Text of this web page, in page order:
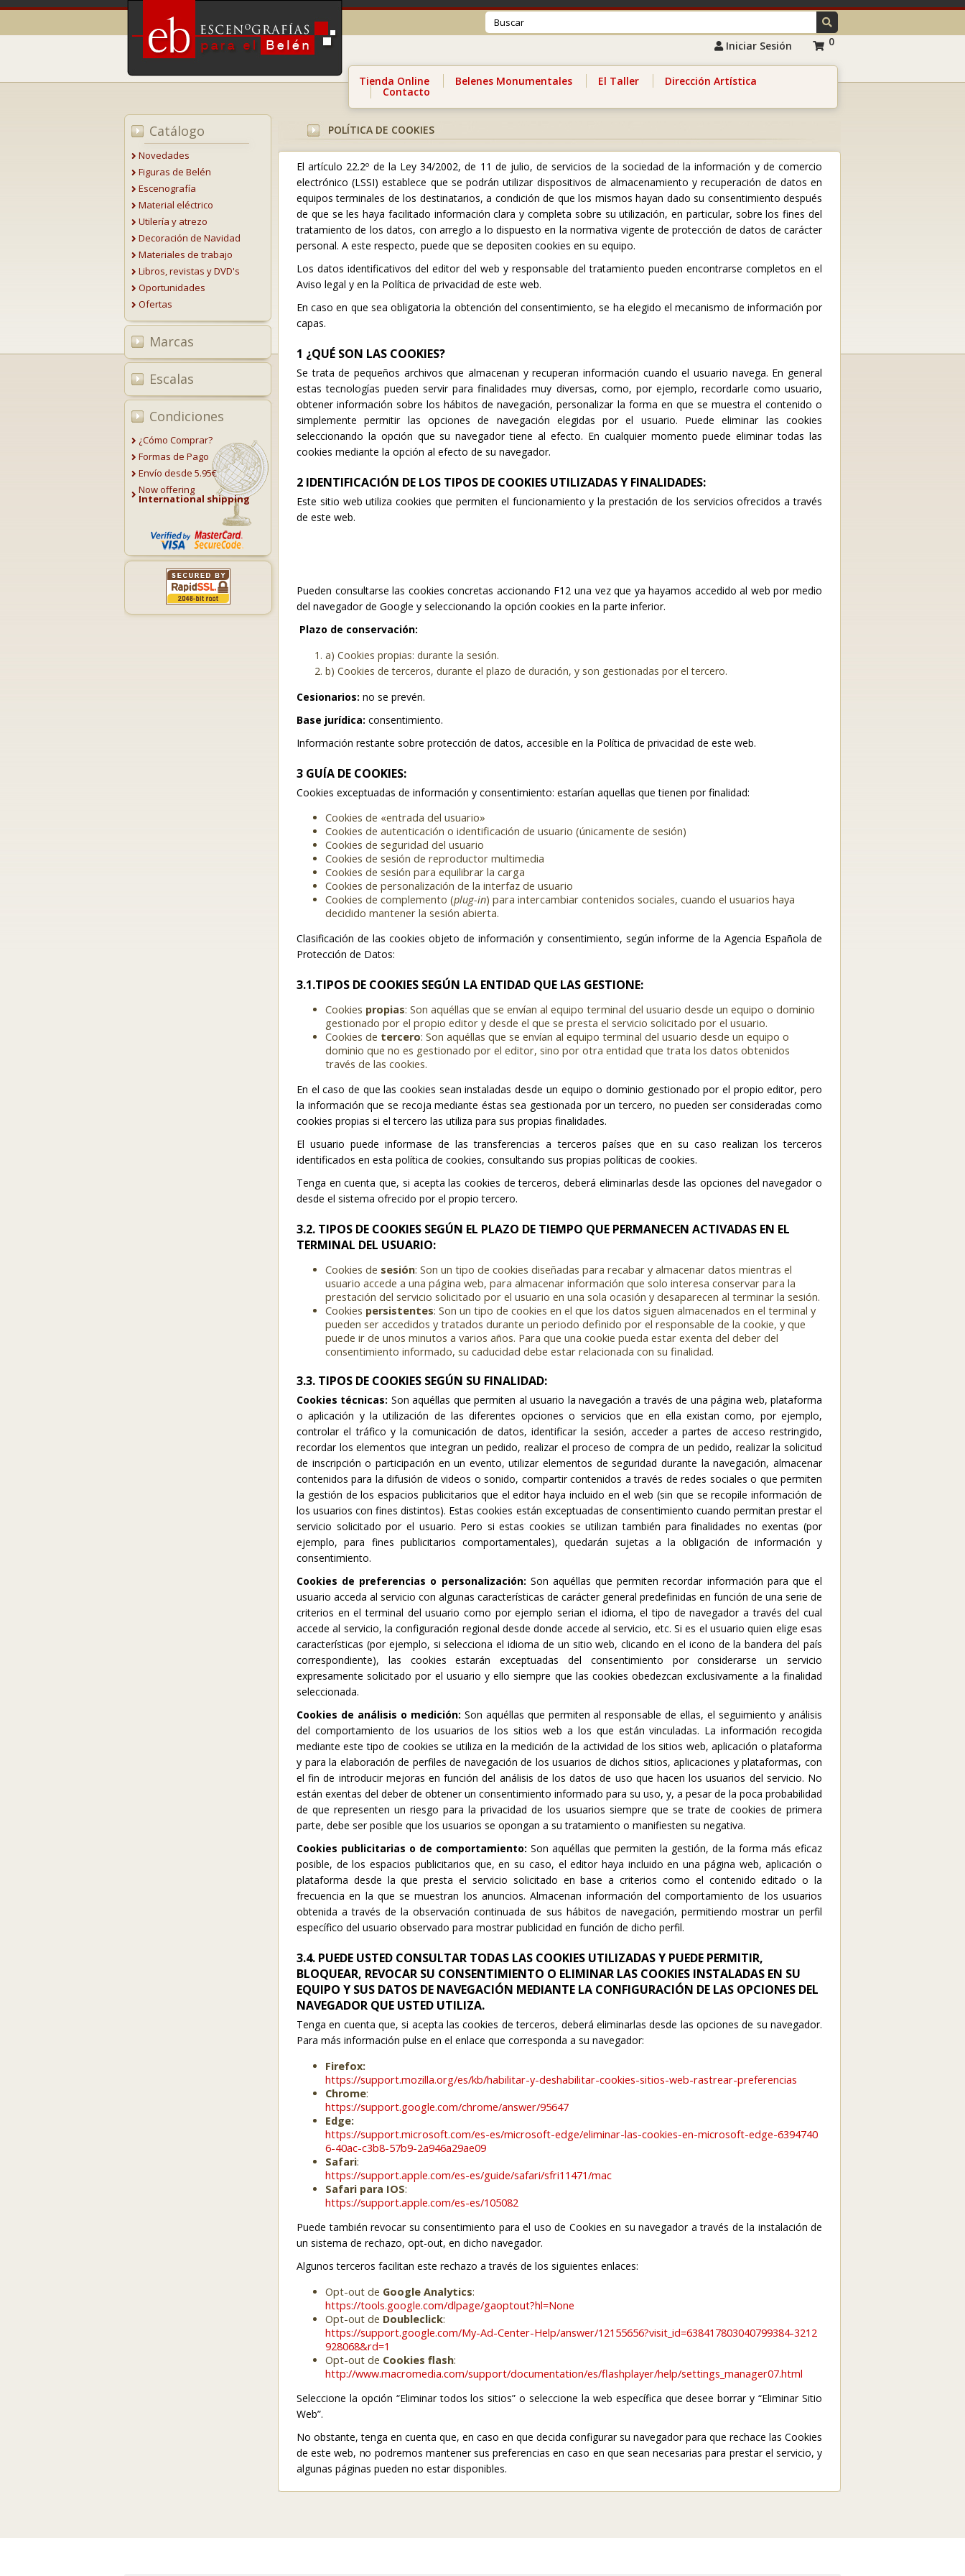
Iniciar Sesión 0
Tienda Online Belenes Monumentales El Taller Dirección Artística
Contacto
Catálogo
Novedades
Figuras de Belén
Escenografía
Material eléctrico
Utilería y atrezo
Decoración de Navidad
Materiales de trabajo
Libros, revistas y DVD's
Oportunidades
Ofertas
Marcas
Escalas
Condiciones
¿Cómo Comprar?
Formas de Pago
Envío desde 5.95€
Now offering
International shipping
POLÍTICA DE COOKIES
El artículo 22.2º de la Ley 34/2002, de 11 de julio, de servicios de la sociedad de la información y de comercio
electrónico (LSSI) establece que se podrán utilizar dispositivos de almacenamiento y recuperación de datos en
equipos terminales de los destinatarios, a condición de que los mismos hayan dado su consentimiento después
de que se les haya facilitado información clara y completa sobre su utilización, en particular, sobre los fines del
tratamiento de los datos, con arreglo a lo dispuesto en la normativa vigente de protección de datos de carácter
personal. A este respecto, puede que se depositen cookies en su equipo.
Los datos identificativos del editor del web y responsable del tratamiento pueden encontrarse completos en el
Aviso legal y en la Política de privacidad de este web.
En caso en que sea obligatoria la obtención del consentimiento, se ha elegido el mecanismo de información por
capas.
1 ¿QUÉ SON LAS COOKIES?
Se trata de pequeños archivos que almacenan y recuperan información cuando el usuario navega. En general
estas tecnologías pueden servir para finalidades muy diversas, como, por ejemplo, recordarle como usuario,
obtener información sobre los hábitos de navegación, personalizar la forma en que se muestra el contenido o
simplemente permitir las opciones de navegación elegidas por el usuario. Puede eliminar las cookies
seleccionando la opción que su navegador tiene al efecto. En cualquier momento puede eliminar todas las
cookies mediante la opción al efecto de su navegador.
2 IDENTIFICACIÓN DE LOS TIPOS DE COOKIES UTILIZADAS Y FINALIDADES:
Este sitio web utiliza cookies que permiten el funcionamiento y la prestación de los servicios ofrecidos a través
de este web.
Pueden consultarse las cookies concretas accionando F12 una vez que ya hayamos accedido al web por medio
del navegador de Google y seleccionando la opción cookies en la parte inferior.
Plazo de conservación:
a) Cookies propias: durante la sesión.
b) Cookies de terceros, durante el plazo de duración, y son gestionadas por el tercero.
Cesionarios: no se prevén.
Base jurídica: consentimiento.
Información restante sobre protección de datos, accesible en la Política de privacidad de este web.
3 GUÍA DE COOKIES:
Cookies exceptuadas de información y consentimiento: estarían aquellas que tienen por finalidad:
Cookies de «entrada del usuario»
Cookies de autenticación o identificación de usuario (únicamente de sesión)
Cookies de seguridad del usuario
Cookies de sesión de reproductor multimedia
Cookies de sesión para equilibrar la carga
Cookies de personalización de la interfaz de usuario
Cookies de complemento (plug-in) para intercambiar contenidos sociales, cuando el usuarios haya
decidido mantener la sesión abierta.
Clasificación de las cookies objeto de información y consentimiento, según informe de la Agencia Española de
Protección de Datos:
3.1.TIPOS DE COOKIES SEGÚN LA ENTIDAD QUE LAS GESTIONE:
Cookies propias: Son aquéllas que se envían al equipo terminal del usuario desde un equipo o dominio
gestionado por el propio editor y desde el que se presta el servicio solicitado por el usuario.
Cookies de tercero: Son aquéllas que se envían al equipo terminal del usuario desde un equipo o
dominio que no es gestionado por el editor, sino por otra entidad que trata los datos obtenidos
través de las cookies.
En el caso de que las cookies sean instaladas desde un equipo o dominio gestionado por el propio editor, pero
la información que se recoja mediante éstas sea gestionada por un tercero, no pueden ser consideradas como
cookies propias si el tercero las utiliza para sus propias finalidades.
El usuario puede informase de las transferencias a terceros países que en su caso realizan los terceros
identificados en esta política de cookies, consultando sus propias políticas de cookies.
Tenga en cuenta que, si acepta las cookies de terceros, deberá eliminarlas desde las opciones del navegador o
desde el sistema ofrecido por el propio tercero.
3.2. TIPOS DE COOKIES SEGÚN EL PLAZO DE TIEMPO QUE PERMANECEN ACTIVADAS EN EL
TERMINAL DEL USUARIO:
Cookies de sesión: Son un tipo de cookies diseñadas para recabar y almacenar datos mientras el
usuario accede a una página web, para almacenar información que solo interesa conservar para la
prestación del servicio solicitado por el usuario en una sola ocasión y desaparecen al terminar la sesión.
Cookies persistentes: Son un tipo de cookies en el que los datos siguen almacenados en el terminal y
pueden ser accedidos y tratados durante un periodo definido por el responsable de la cookie, y que
puede ir de unos minutos a varios años. Para que una cookie pueda estar exenta del deber del
consentimiento informado, su caducidad debe estar relacionada con su finalidad.
3.3. TIPOS DE COOKIES SEGÚN SU FINALIDAD:
Cookies técnicas: Son aquéllas que permiten al usuario la navegación a través de una página web, plataforma
o aplicación y la utilización de las diferentes opciones o servicios que en ella existan como, por ejemplo,
controlar el tráfico y la comunicación de datos, identificar la sesión, acceder a partes de acceso restringido,
recordar los elementos que integran un pedido, realizar el proceso de compra de un pedido, realizar la solicitud
de inscripción o participación en un evento, utilizar elementos de seguridad durante la navegación, almacenar
contenidos para la difusión de videos o sonido, compartir contenidos a través de redes sociales o que permiten
la gestión de los espacios publicitarios que el editor haya incluido en el web (sin que se recopile información de
los usuarios con fines distintos). Estas cookies están exceptuadas de consentimiento cuando permitan prestar el
servicio solicitado por el usuario. Pero si estas cookies se utilizan también para finalidades no exentas (por
ejemplo, para fines publicitarios comportamentales), quedarán sujetas a la obligación de información y
consentimiento.
Cookies de preferencias o personalización: Son aquéllas que permiten recordar información para que el
usuario acceda al servicio con algunas características de carácter general predefinidas en función de una serie de
criterios en el terminal del usuario como por ejemplo serian el idioma, el tipo de navegador a través del cual
accede al servicio, la configuración regional desde donde accede al servicio, etc. Si es el usuario quien elige esas
características (por ejemplo, si selecciona el idioma de un sitio web, clicando en el icono de la bandera del país
correspondiente), las cookies estarán exceptuadas del consentimiento por considerarse un servicio
expresamente solicitado por el usuario y ello siempre que las cookies obedezcan exclusivamente a la finalidad
seleccionada.
Cookies de análisis o medición: Son aquéllas que permiten al responsable de ellas, el seguimiento y análisis
del comportamiento de los usuarios de los sitios web a los que están vinculadas. La información recogida
mediante este tipo de cookies se utiliza en la medición de la actividad de los sitios web, aplicación o plataforma
y para la elaboración de perfiles de navegación de los usuarios de dichos sitios, aplicaciones y plataformas, con
el fin de introducir mejoras en función del análisis de los datos de uso que hacen los usuarios del servicio. No
están exentas del deber de obtener un consentimiento informado para su uso, y, a pesar de la poca probabilidad
de que representen un riesgo para la privacidad de los usuarios siempre que se trate de cookies de primera
parte, debe ser posible que los usuarios se opongan a su tratamiento o manifiesten su negativa.
Cookies publicitarias o de comportamiento: Son aquéllas que permiten la gestión, de la forma más eficaz
posible, de los espacios publicitarios que, en su caso, el editor haya incluido en una página web, aplicación o
plataforma desde la que presta el servicio solicitado en base a criterios como el contenido editado o la
frecuencia en la que se muestran los anuncios. Almacenan información del comportamiento de los usuarios
obtenida a través de la observación continuada de sus hábitos de navegación, permitiendo mostrar un perfil
específico del usuario observado para mostrar publicidad en función de dicho perfil.
3.4. PUEDE USTED CONSULTAR TODAS LAS COOKIES UTILIZADAS Y PUEDE PERMITIR,
BLOQUEAR, REVOCAR SU CONSENTIMIENTO O ELIMINAR LAS COOKIES INSTALADAS EN SU
EQUIPO Y SUS DATOS DE NAVEGACIÓN MEDIANTE LA CONFIGURACIÓN DE LAS OPCIONES DEL
NAVEGADOR QUE USTED UTILIZA.
Tenga en cuenta que, si acepta las cookies de terceros, deberá eliminarlas desde las opciones de su navegador.
Para más información pulse en el enlace que corresponda a su navegador:
Firefox:
https://support.mozilla.org/es/kb/habilitar-y-deshabilitar-cookies-sitios-web-rastrear-preferencias
Chrome:
https://support.google.com/chrome/answer/95647
Edge:
https://support.microsoft.com/es-es/microsoft-edge/eliminar-las-cookies-en-microsoft-edge-6394740
6-40ac-c3b8-57b9-2a946a29ae09
Safari:
https://support.apple.com/es-es/guide/safari/sfri11471/mac
Safari para IOS:
https://support.apple.com/es-es/105082
Puede también revocar su consentimiento para el uso de Cookies en su navegador a través de la instalación de
un sistema de rechazo, opt-out, en dicho navegador.
Algunos terceros facilitan este rechazo a través de los siguientes enlaces:
Opt-out de Google Analytics:
https://tools.google.com/dlpage/gaoptout?hl=None
Opt-out de Doubleclick:
https://support.google.com/My-Ad-Center-Help/answer/12155656?visit_id=638417803040799384-3212
928068&rd=1
Opt-out de Cookies flash:
http://www.macromedia.com/support/documentation/es/flashplayer/help/settings_manager07.html
Seleccione la opción “Eliminar todos los sitios” o seleccione la web específica que desee borrar y “Eliminar Sitio
Web”.
No obstante, tenga en cuenta que, en caso en que decida configurar su navegador para que rechace las Cookies
de este web, no podremos mantener sus preferencias en caso en que sean necesarias para prestar el servicio, y
algunas páginas pueden no estar disponibles.